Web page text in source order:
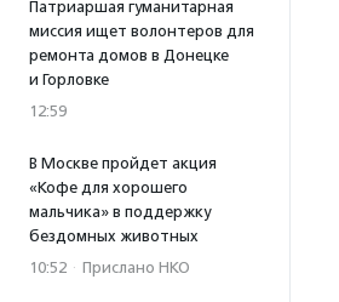
Патриаршая гуманитарная
миссия ищет волонтеров для
ремонта домов в Донецке
и Горловке
12:59
В Москве пройдет акция
«Кофе для хорошего
мальчика» в поддержку
бездомных животных
10:52 · Прислано НКО